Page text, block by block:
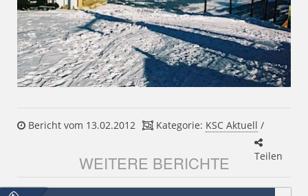
Bericht vom 13.02.2012 Kategorie: KSC Aktuell /
Teilen
WEITERE BERICHTE